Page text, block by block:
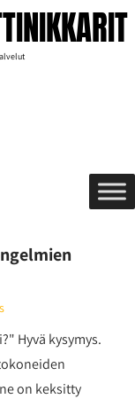
Hyvä kysymys.
on keksitty